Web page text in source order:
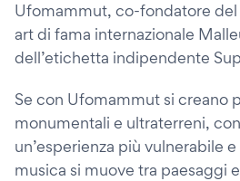
Ufomammut, co-fondatore
art di fama internazionale
dell’etichetta indipendente
Se con Ufomammut si creano
monumentali e ultraterreni,
un’esperienza più vulnerabile
musica si muove tra paesaggi